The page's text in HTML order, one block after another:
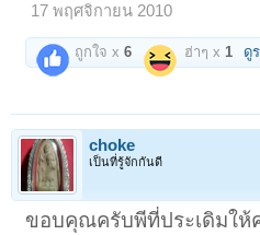
17 พฤศจิกายน 2010
ถูกใจ x6 ฮ่าๆ x 1 ดู
choke
เป็นที่รู้จักกันดี
ขอบคุณครับพีที่ประเดิมให้